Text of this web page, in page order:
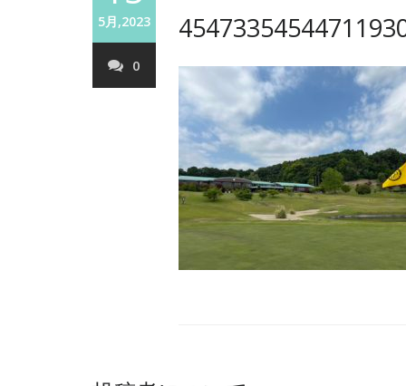
5月,2023
0